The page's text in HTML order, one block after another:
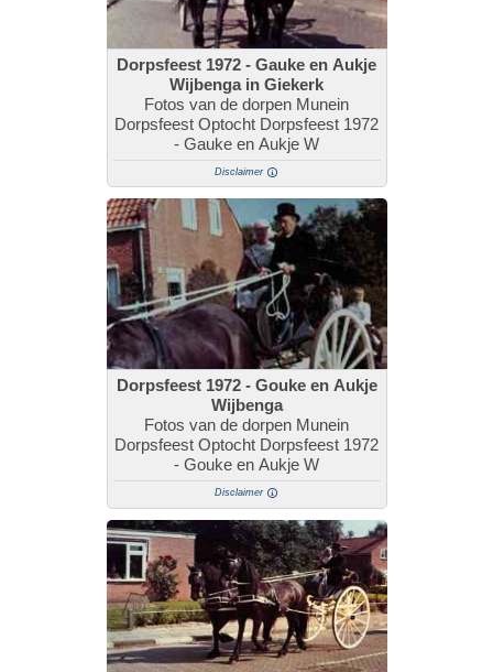
Dorpsfeest 1972 - Gauke en Aukje
Wijbenga in Giekerk
Fotos van de dorpen Munein
Dorpsfeest Optocht Dorpsfeest 1972
- Gauke en Aukje W
Disclaimer
Dorpsfeest 1972 - Gouke en Aukje
Wijbenga
Fotos van de dorpen Munein
Dorpsfeest Optocht Dorpsfeest 1972
- Gouke en Aukje W
Disclaimer